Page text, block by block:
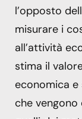
l’opposto
misurare i
all’attività
stima il
economica
che